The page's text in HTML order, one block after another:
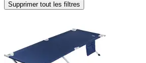
Martes
Supprimer tout les filtres